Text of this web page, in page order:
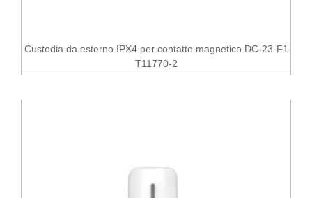
Custodia da esterno IPX4 per contatto magnetico DC-23-F1
T11770-2